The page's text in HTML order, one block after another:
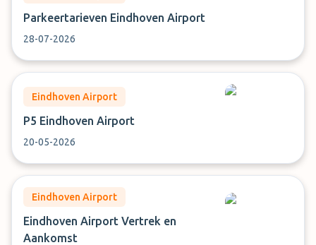
Parkeertarieven Eindhoven Airport
28-07-2026
Eindhoven Airport
P5 Eindhoven Airport
20-05-2026
Eindhoven Airport
Eindhoven Airport Vertrek en
Aankomst